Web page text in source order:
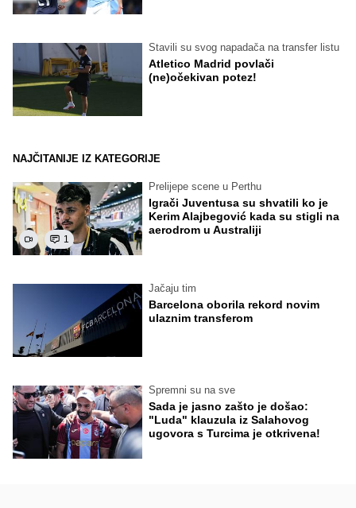
Stavili su svog napadača na transfer listu
Atletico Madrid povlači
(ne)očekivan potez!
NAJČITANIJE IZ KATEGORIJE
1
Prelijepe scene u Perthu
Igrači Juventusa su shvatili ko je
Kerim Alajbegović kada su stigli na
aerodrom u Australiji
Jačaju tim
Barcelona oborila rekord novim
ulaznim transferom
Spremni su na sve
Sada je jasno zašto je došao:
"Luda" klauzula iz Salahovog
ugovora s Turcima je otkrivena!